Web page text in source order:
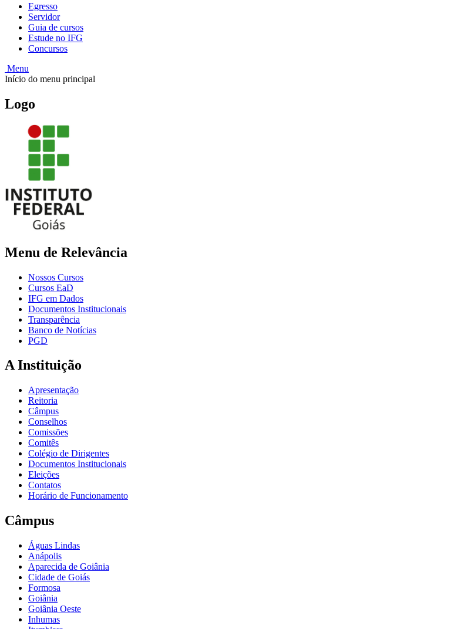
Egresso
Servidor
Guia de cursos
Estude no IFG
Concursos
Menu
Início do menu principal
Logo
Menu de Relevância
Nossos Cursos
Cursos EaD
IFG em Dados
Documentos Institucionais
Transparência
Banco de Notícias
PGD
A Instituição
Apresentação
Reitoria
Câmpus
Conselhos
Comissões
Comitês
Colégio de Dirigentes
Documentos Institucionais
Eleições
Contatos
Horário de Funcionamento
Câmpus
Águas Lindas
Anápolis
Aparecida de Goiânia
Cidade de Goiás
Formosa
Goiânia
Goiânia Oeste
Inhumas